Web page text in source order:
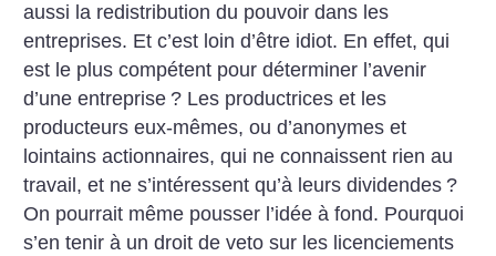
aussi la redistribution du pouvoir dans les
entreprises. Et c’est loin d’être idiot. En effet, qui
est le plus compétent pour déterminer l’avenir
d’une entreprise ? Les productrices et les
producteurs eux-mêmes, ou d’anonymes et
lointains actionnaires, qui ne connaissent rien au
travail, et ne s’intéressent qu’à leurs dividendes ?
On pourrait même pousser l’idée à fond. Pourquoi
s’en tenir à un droit de veto sur les licenciements